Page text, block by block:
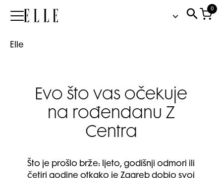
Elle
0
Elle
Evo što vas očekuje
na rođendanu Z
Centra
Što je prošlo brže: ljeto, godišnji odmori ili
četiri godine otkako je Zagreb dobio svoj